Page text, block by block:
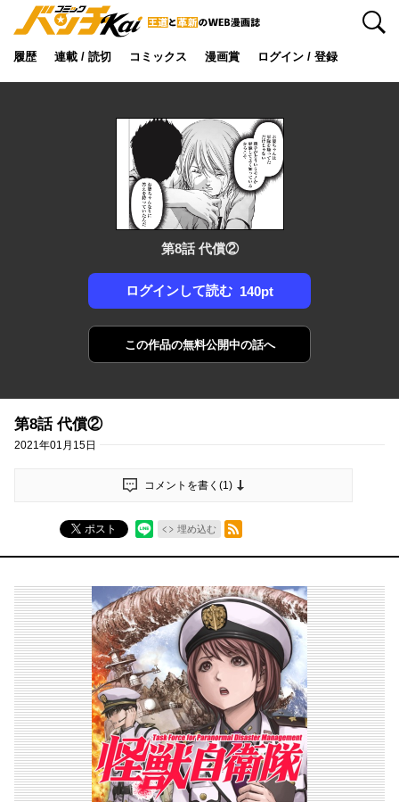
履歴 連載 / 読切 コミックス 漫画賞 ログイン / 登録
検索
第8話 代償②
ログインして読む 140pt
この作品の無料公開中の話へ
第8話 代償②
2021年01月15日
コメントを書く(1)
ポスト 埋め込む
RSSフィード